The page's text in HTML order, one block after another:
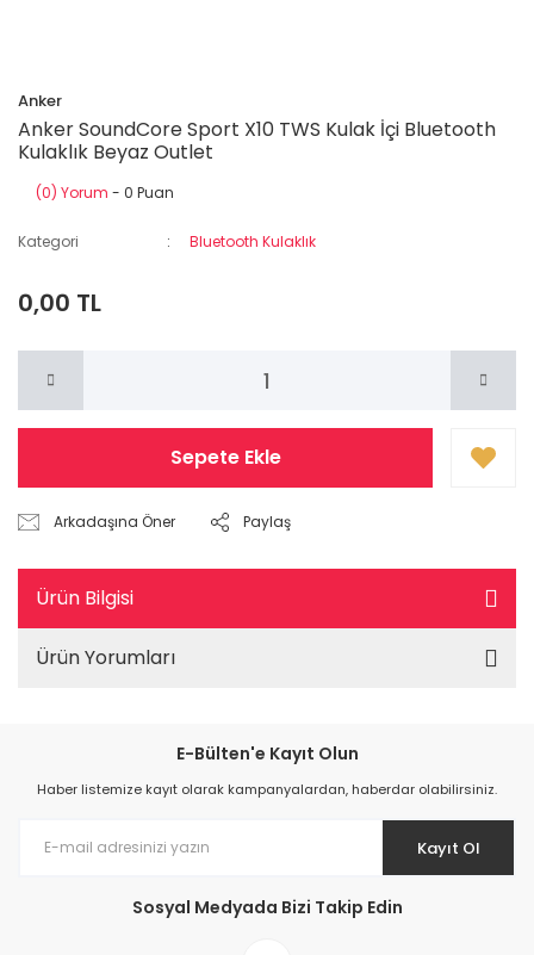
Anker
Anker SoundCore Sport X10 TWS Kulak İçi Bluetooth
Kulaklık Beyaz Outlet
(0) Yorum - 0 Puan
Kategori Bluetooth Kulaklık
0,00 TL
Sepete Ekle
Arkadaşına Öner Paylaş
Ürün Bilgisi
Ürün Yorumları
E-Bülten'e Kayıt Olun
Haber listemize kayıt olarak kampanyalardan, haberdar olabilirsiniz.
Kayıt Ol
Sosyal Medyada Bizi Takip Edin